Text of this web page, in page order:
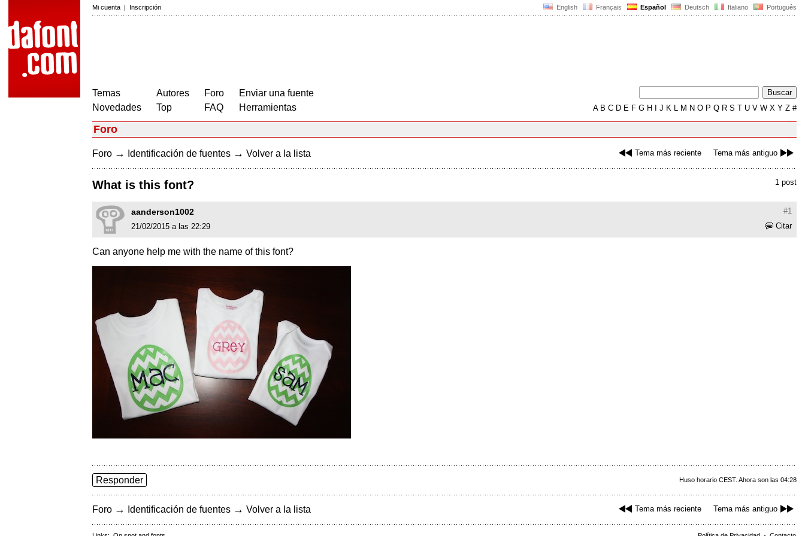
English Français Español Deutsch Italiano Português
Mi cuenta | Inscripción
Temas
Novedades
Autores
Top
Foro
FAQ
Enviar una fuente
Herramientas
AB C D E F G H J K L M N O P Q R S T U V W X Y Z #
Foro
Tema más reciente Tema más antiguo
Foro → Identificación de fuentes → Volver a la lista
1 post
What is this font?
#1
aanderson1002
Citar
21/02/2015 a las 22:29
Can anyone help me with the name of this font?
Huso horario CEST. Ahora son las 04:28
Responder
Tema más reciente Tema más antiguo
Foro → Identificación de fuentes → Volver a la lista